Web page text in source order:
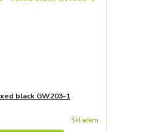
black GW203-1
Skladem